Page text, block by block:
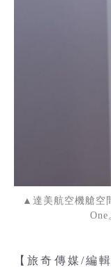
▲達美航空機艙空
【旅奇傳媒/編